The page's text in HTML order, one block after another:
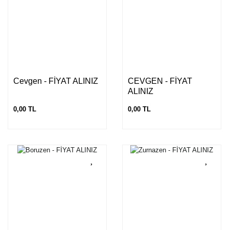
Cevgen - FİYAT ALINIZ
0,00 TL
CEVGEN - FİYAT
ALINIZ
0,00 TL